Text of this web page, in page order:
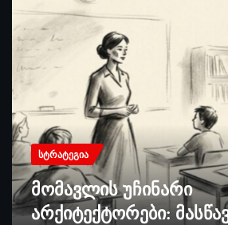
ᲡᲢᲠᲐᲢᲔᲒᲘᲐ
მომავლის უჩინარი
არქიტექტორები: